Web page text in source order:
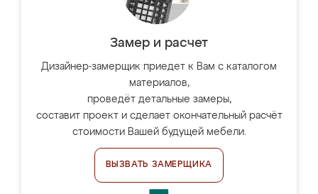
Замер и расчет
Дизайнер-замерщик приедет к Вам с каталогом
материалов,
проведёт детальные замеры,
составит проект и сделает окончательный расчёт
стоимости Вашей будущей мебели.
ВЫЗВАТЬ ЗАМЕРЩИКА